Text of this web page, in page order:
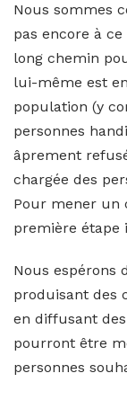
Nous sommes
pas encore à
long chemin
lui-même est
population (y
personnes
âprement
chargée des
Pour mener un
première étape
Nous espérons
produisant des
en diffusant
pourront être
personnes